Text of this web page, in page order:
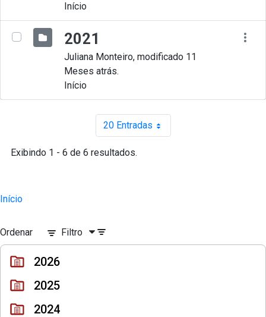
Início
2021
Juliana Monteiro, modificado 11
Meses atrás.
Início
20 EntradasPor página
Exibindo 1 - 6 de 6 resultados.
Início
Ordenar Filtro
2026
2025
2024